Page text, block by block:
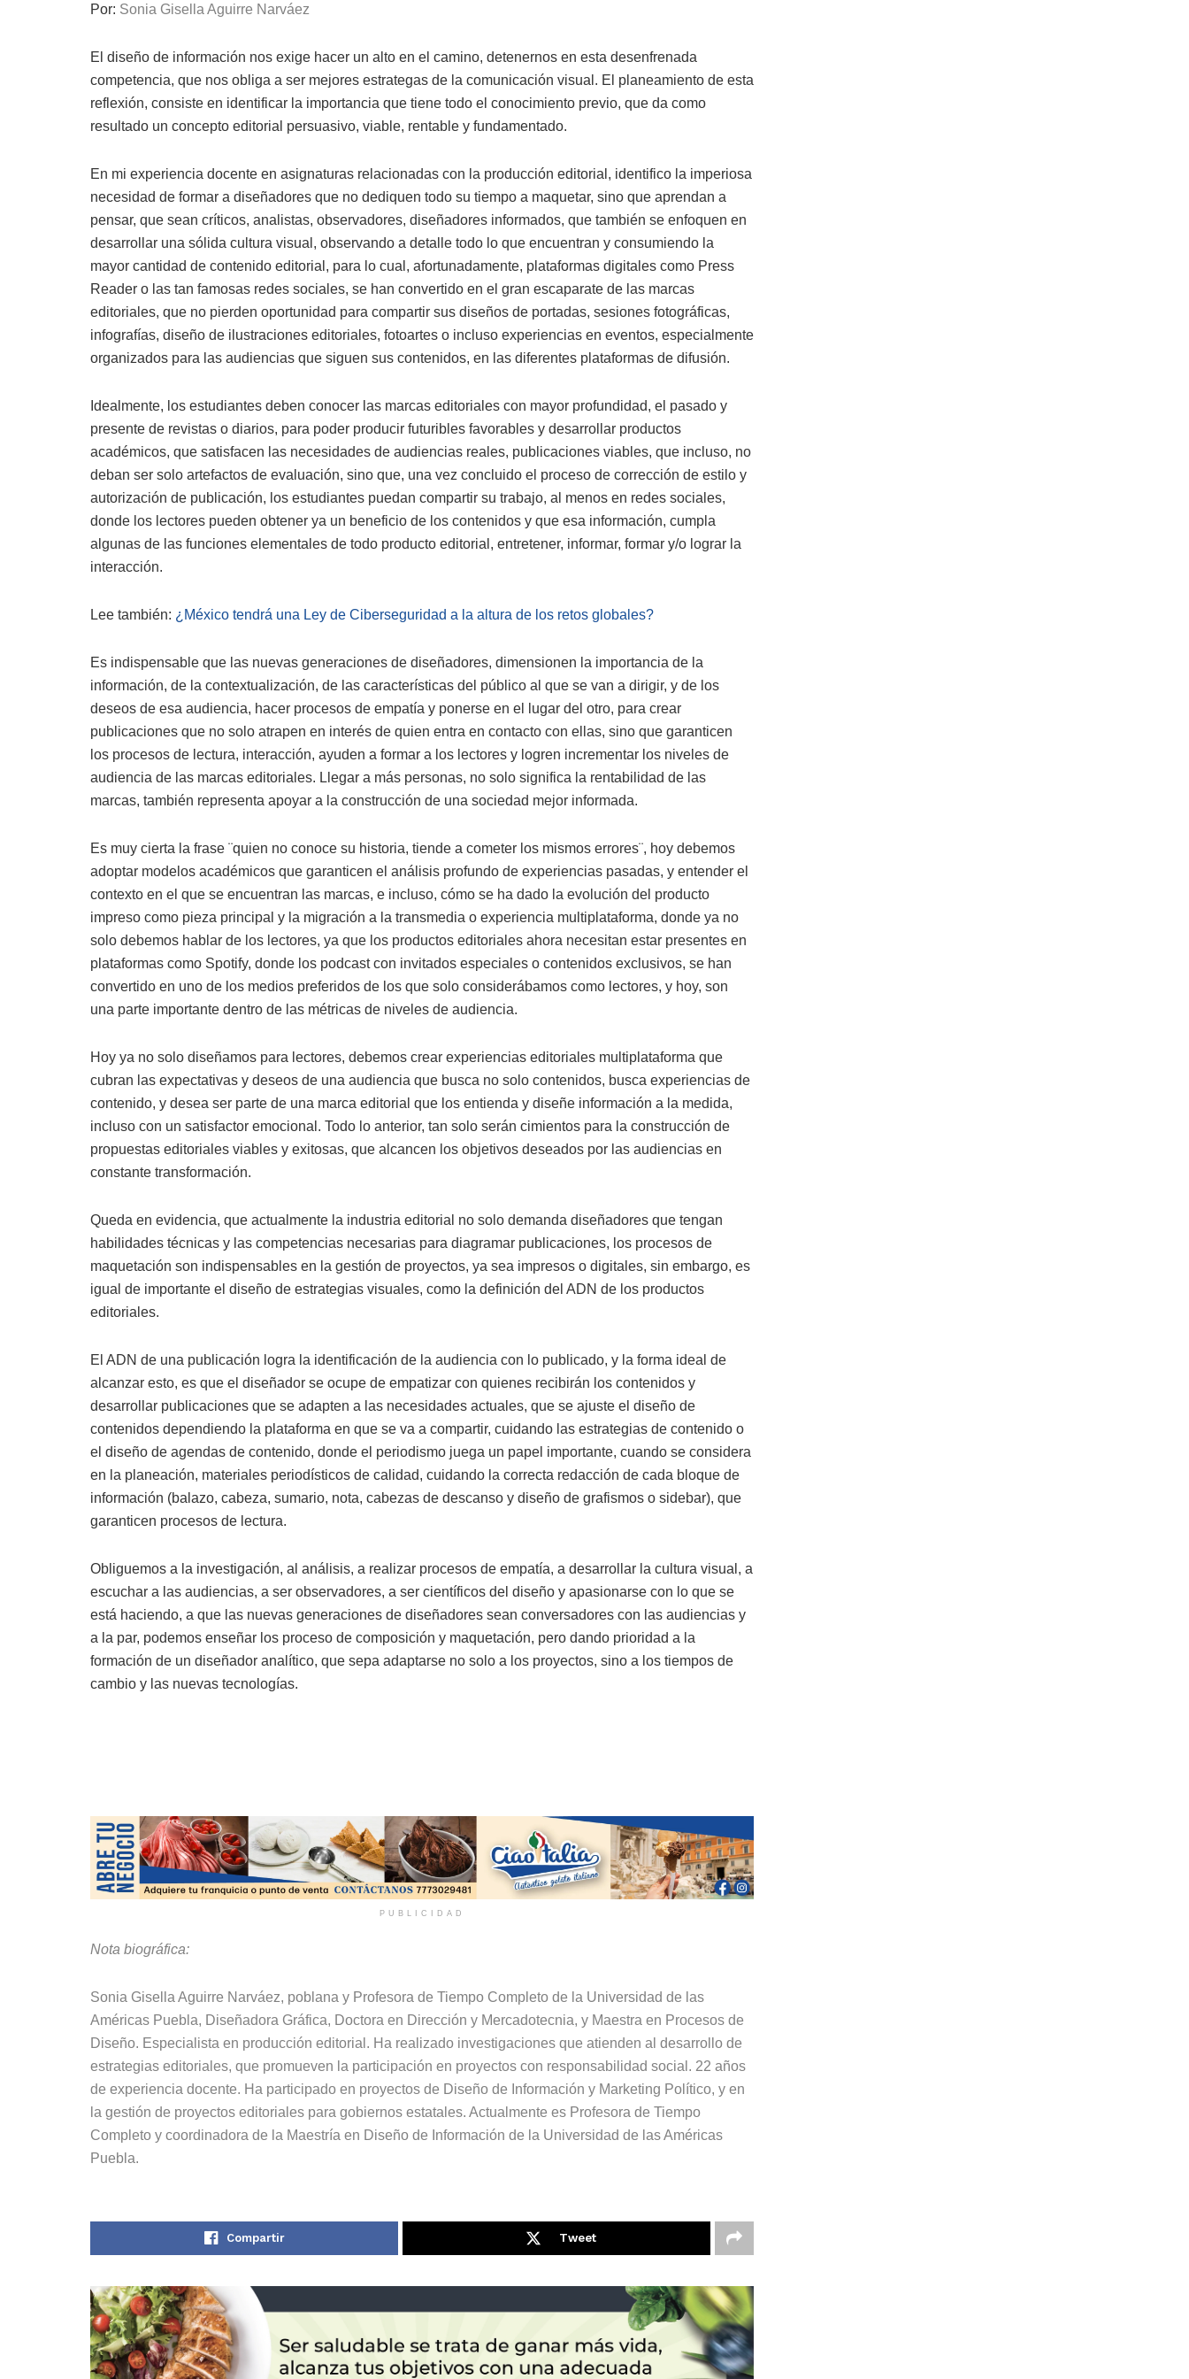
Por: Sonia Gisella Aguirre Narváez
El diseño de información nos exige hacer un alto en el camino, detenernos en esta desenfrenada
competencia, que nos obliga a ser mejores estrategas de la comunicación visual. El planeamiento de esta
reflexión, consiste en identificar la importancia que tiene todo el conocimiento previo, que da como
resultado un concepto editorial persuasivo, viable, rentable y fundamentado.
En mi experiencia docente en asignaturas relacionadas con la producción editorial, identifico la imperiosa
necesidad de formar a diseñadores que no dediquen todo su tiempo a maquetar, sino que aprendan a
pensar, que sean críticos, analistas, observadores, diseñadores informados, que también se enfoquen en
desarrollar una sólida cultura visual, observando a detalle todo lo que encuentran y consumiendo la
mayor cantidad de contenido editorial, para lo cual, afortunadamente, plataformas digitales como Press
Reader o las tan famosas redes sociales, se han convertido en el gran escaparate de las marcas
editoriales, que no pierden oportunidad para compartir sus diseños de portadas, sesiones fotográficas,
infografías, diseño de ilustraciones editoriales, fotoartes o incluso experiencias en eventos, especialmente
organizados para las audiencias que siguen sus contenidos, en las diferentes plataformas de difusión.
Idealmente, los estudiantes deben conocer las marcas editoriales con mayor profundidad, el pasado y
presente de revistas o diarios, para poder producir futuribles favorables y desarrollar productos
académicos, que satisfacen las necesidades de audiencias reales, publicaciones viables, que incluso, no
deban ser solo artefactos de evaluación, sino que, una vez concluido el proceso de corrección de estilo y
autorización de publicación, los estudiantes puedan compartir su trabajo, al menos en redes sociales,
donde los lectores pueden obtener ya un beneficio de los contenidos y que esa información, cumpla
algunas de las funciones elementales de todo producto editorial, entretener, informar, formar y/o lograr la
interacción.
Lee también: ¿México tendrá una Ley de Ciberseguridad a la altura de los retos globales?
Es indispensable que las nuevas generaciones de diseñadores, dimensionen la importancia de la
información, de la contextualización, de las características del público al que se van a dirigir, y de los
deseos de esa audiencia, hacer procesos de empatía y ponerse en el lugar del otro, para crear
publicaciones que no solo atrapen en interés de quien entra en contacto con ellas, sino que garanticen
los procesos de lectura, interacción, ayuden a formar a los lectores y logren incrementar los niveles de
audiencia de las marcas editoriales. Llegar a más personas, no solo significa la rentabilidad de las
marcas, también representa apoyar a la construcción de una sociedad mejor informada.
Es muy cierta la frase ¨quien no conoce su historia, tiende a cometer los mismos errores¨, hoy debemos
adoptar modelos académicos que garanticen el análisis profundo de experiencias pasadas, y entender el
contexto en el que se encuentran las marcas, e incluso, cómo se ha dado la evolución del producto
impreso como pieza principal y la migración a la transmedia o experiencia multiplataforma, donde ya no
solo debemos hablar de los lectores, ya que los productos editoriales ahora necesitan estar presentes en
plataformas como Spotify, donde los podcast con invitados especiales o contenidos exclusivos, se han
convertido en uno de los medios preferidos de los que solo considerábamos como lectores, y hoy, son
una parte importante dentro de las métricas de niveles de audiencia.
Hoy ya no solo diseñamos para lectores, debemos crear experiencias editoriales multiplataforma que
cubran las expectativas y deseos de una audiencia que busca no solo contenidos, busca experiencias de
contenido, y desea ser parte de una marca editorial que los entienda y diseñe información a la medida,
incluso con un satisfactor emocional. Todo lo anterior, tan solo serán cimientos para la construcción de
propuestas editoriales viables y exitosas, que alcancen los objetivos deseados por las audiencias en
constante transformación.
Queda en evidencia, que actualmente la industria editorial no solo demanda diseñadores que tengan
habilidades técnicas y las competencias necesarias para diagramar publicaciones, los procesos de
maquetación son indispensables en la gestión de proyectos, ya sea impresos o digitales, sin embargo, es
igual de importante el diseño de estrategias visuales, como la definición del ADN de los productos
editoriales.
El ADN de una publicación logra la identificación de la audiencia con lo publicado, y la forma ideal de
alcanzar esto, es que el diseñador se ocupe de empatizar con quienes recibirán los contenidos y
desarrollar publicaciones que se adapten a las necesidades actuales, que se ajuste el diseño de
contenidos dependiendo la plataforma en que se va a compartir, cuidando las estrategias de contenido o
el diseño de agendas de contenido, donde el periodismo juega un papel importante, cuando se considera
en la planeación, materiales periodísticos de calidad, cuidando la correcta redacción de cada bloque de
información (balazo, cabeza, sumario, nota, cabezas de descanso y diseño de grafismos o sidebar), que
garanticen procesos de lectura.
Obliguemos a la investigación, al análisis, a realizar procesos de empatía, a desarrollar la cultura visual, a
escuchar a las audiencias, a ser observadores, a ser científicos del diseño y apasionarse con lo que se
está haciendo, a que las nuevas generaciones de diseñadores sean conversadores con las audiencias y
a la par, podemos enseñar los proceso de composición y maquetación, pero dando prioridad a la
formación de un diseñador analítico, que sepa adaptarse no solo a los proyectos, sino a los tiempos de
cambio y las nuevas tecnologías.
PUBLICIDAD
Nota biográfica:
Sonia Gisella Aguirre Narváez, poblana y Profesora de Tiempo Completo de la Universidad de las
Américas Puebla, Diseñadora Gráfica, Doctora en Dirección y Mercadotecnia, y Maestra en Procesos de
Diseño. Especialista en producción editorial. Ha realizado investigaciones que atienden al desarrollo de
estrategias editoriales, que promueven la participación en proyectos con responsabilidad social. 22 años
de experiencia docente. Ha participado en proyectos de Diseño de Información y Marketing Político, y en
la gestión de proyectos editoriales para gobiernos estatales. Actualmente es Profesora de Tiempo
Completo y coordinadora de la Maestría en Diseño de Información de la Universidad de las Américas
Puebla.
Compartir Tweet